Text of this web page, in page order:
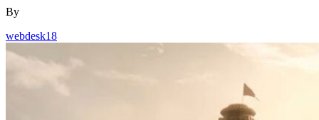
By
webdesk18